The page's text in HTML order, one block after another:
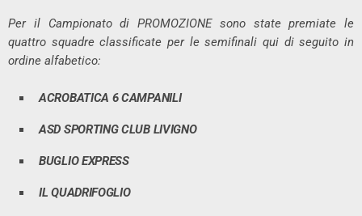
Per il Campionato di PROMOZIONE sono state premiate le
quattro squadre classificate per le semifinali qui di seguito in
ordine alfabetico:
ACROBATICA 6 CAMPANILI
ASD SPORTING CLUB LIVIGNO
BUGLIO EXPRESS
IL QUADRIFOGLIO